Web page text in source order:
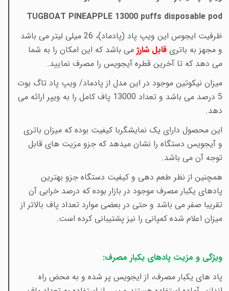
TUGBOAT PINEAPPLE 13000 puffs disposable pod
ظرفیت ایجوس این ویپ پاد (پادماد)، 26 میلی لیتر می باشد
و مجهز به باتریقابل شارژ می باشد که این امکان را به شما
می دهد که تا آخرین قطره آیجویس را مصرف نمایید.
میزان نیکوتین موجود در این مدل از پادماد/ ویپ پاد تاگ بوت
5 درصد می باشد و تعداد 13000 پاف کامل را به ویپر ارائه می
دهد.
این محصول دارای یک نمایشگربا کیفیت بوده که میزان باتری
و آیجویس دستگاه را نشان میدهد که جزو مزیت های قابل
توجه آن می باشد.
همچنین از نظر طعم دهی و کیفیت دستگاه جزو بهترین
پادهای یکبار مصرف موجود در بازار بوده که درصد خرابی آن
تقریبا صفر می باشد و حتی در بعضی موارد تعداد پاف بالاتر از
میزان اعلام شده کمپانی را نیز پشتیبانی کرده است.
ویژگی و مزیت پادهای یکبار مصرف:
پاد های یکبار مصرف، از ایجویس پر شده و به محض راه